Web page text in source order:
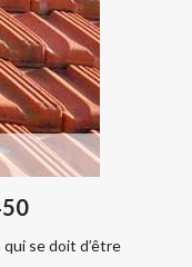
se doit d’être